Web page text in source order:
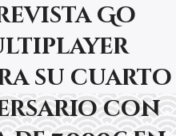
Go
su cuarto
con